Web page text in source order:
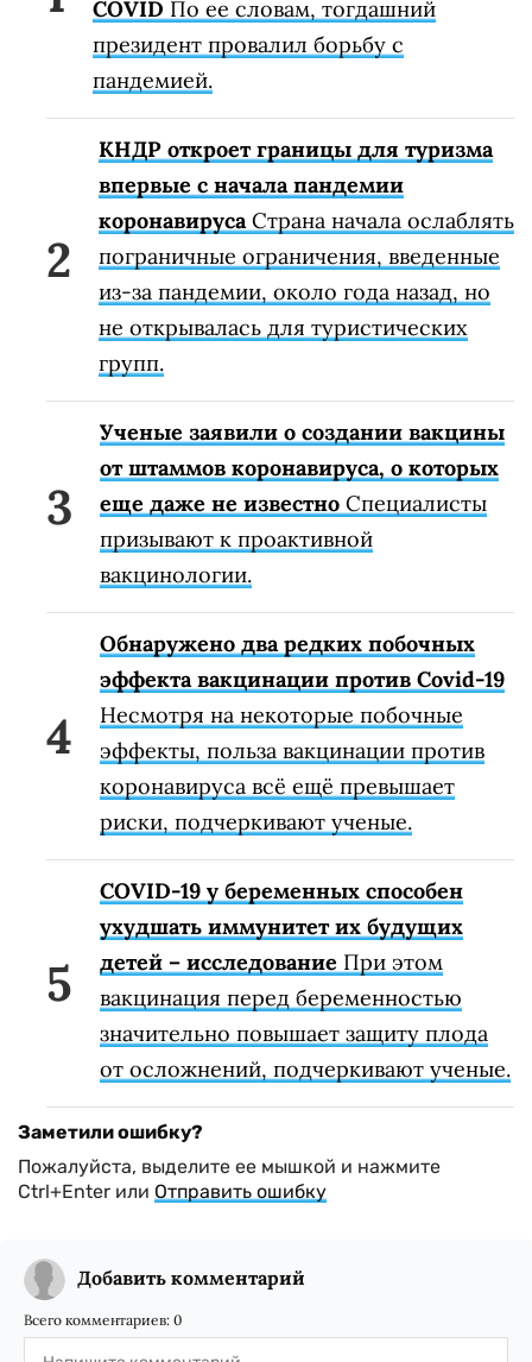
COVID По ее словам, тогдашний
президент провалил борьбу с
пандемией.
КНДР откроет границы для туризма
впервые с начала пандемии
коронавирусаСтрана начала ослаблять
пограничные ограничения, введенные
из-за пандемии, около года назад, но
не открывалась для туристических
групп.
Ученые заявили о создании вакцины
от штаммов коронавируса, о которых
еще даже не известно Специалисты
призывают к проактивной
вакцинологии.
Обнаружено два редких побочных
эффекта вакцинации против Covid-19
Несмотря на некоторые побочные
эффекты, польза вакцинации против
коронавируса всё ещё превышает
риски, подчеркивают ученые.
COVID-19 у беременных способен
ухудшать иммунитет их будущих
детей – исследование При этом
вакцинация перед беременностью
значительно повышает защиту плода
от осложнений, подчеркивают ученые.
Заметили ошибку?
Пожалуйста, выделите ее мышкой и нажмите
Ctrl+Enter или Отправить ошибку
Добавить комментарий
Всего комментариев: 0